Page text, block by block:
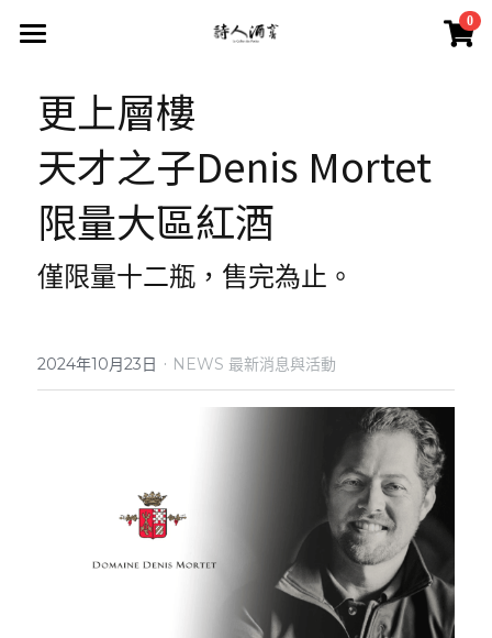
0
葡萄酒 Wines
所有分類
2026 中秋精選禮盒
雙瓶禮盒
2026 Labet 套組
Du Vin aux Liens
F. Meyer
香檳區 Champagne
Champagne Barrat-Masson
Champagne Bauget-Jouette
Champagne A.Bergère
布根地 Bourgogne - 夏布利 Chablis
Domaine Daniel-Etienne Defaix
Bailly Lapierre
布根地 Bourgogne - 夜丘區 Côte de
Alain Hudelot-Noëllat
布根地 Bourgogne - 伯恩丘 Côte de
Beaune-1
布根地 Bourgogne - 伯恩丘 Côte de
2026 中秋禮盒
最新消息 News
酒莊 Wineries
夥伴 Partners
搜索
更上層樓
天才之子Denis Mortet
限量大區紅酒
僅限量十二瓶，售完為止。
2024年10月23日 · NEWS 最新消息與活動
×
商品分類
所有商品分類